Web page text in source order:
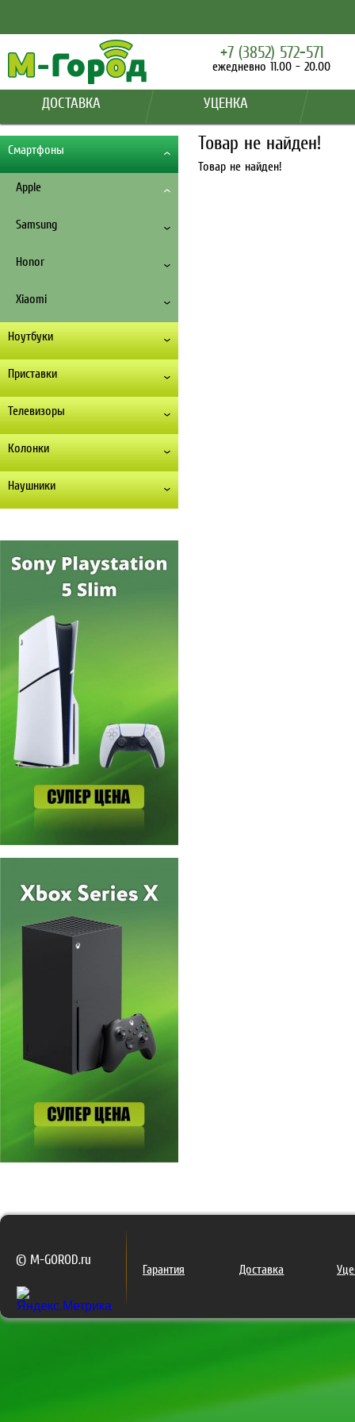
+7 (3852) 572-571
ежедневно 11.00 - 20.00
ДОСТАВКА УЦЕНКА
Смартфоны
Apple
Samsung
Honor
Xiaomi
Ноутбуки
Приставки
Телевизоры
Колонки
Наушники
Товар не найден!
Товар не найден!
© M-GOROD.ru
Гарантия Доставка